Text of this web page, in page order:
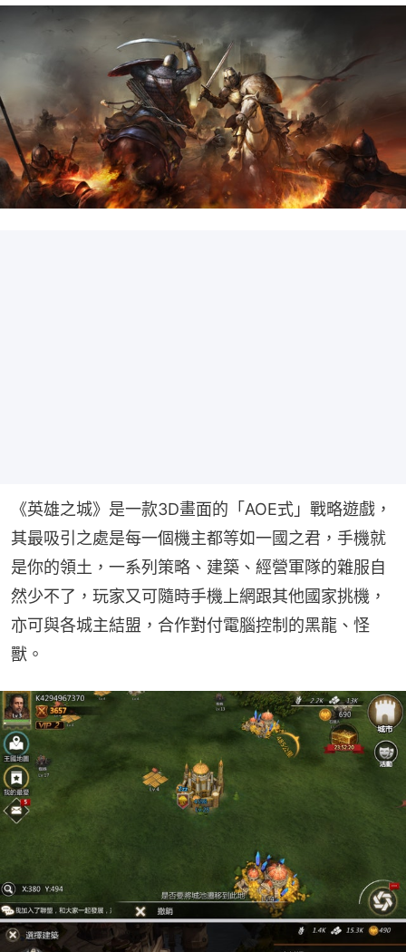
《英雄之城》是一款3D畫面的「AOE式」戰略遊戲，
其最吸引之處是每一個機主都等如一國之君，手機就
是你的領土，一系列策略、建築、經營軍隊的雜服自
然少不了，玩家又可隨時手機上網跟其他國家挑機，
亦可與各城主結盟，合作對付電腦控制的黑龍、怪
獸。